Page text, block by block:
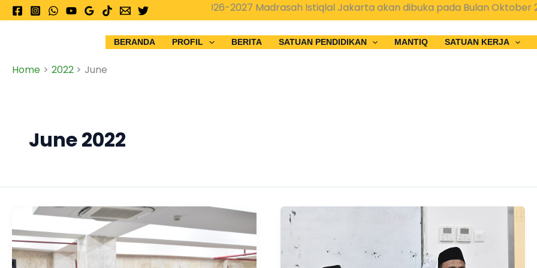
Skip
to
PPDB 2026-2027 Madrasah Istiqlal Jakarta akan dibuka pada Bulan Oktober 2025
BERANDA PROFIL BERITA SATUAN PENDIDIKAN MANTIQ SATUAN KERJA
Home 2022 June
June 2022